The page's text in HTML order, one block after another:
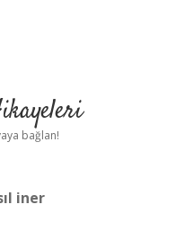
bağlan!
iner